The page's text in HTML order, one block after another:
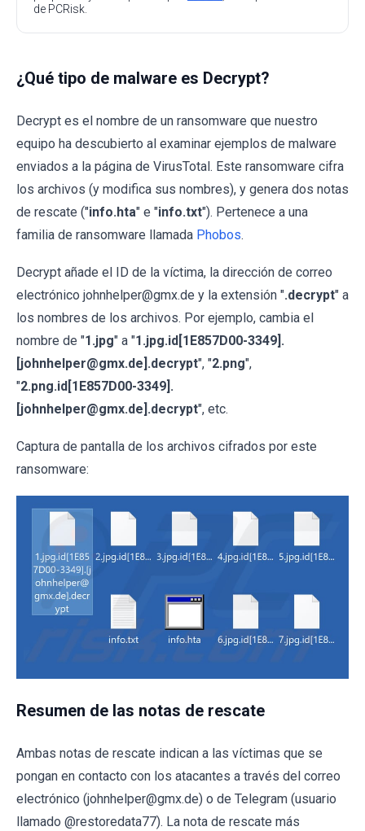
de PCRisk.
¿Qué tipo de malware es Decrypt?
Decrypt es el nombre de un ransomware que nuestro
equipo ha descubierto al examinar ejemplos de malware
enviados a la página de VirusTotal. Este ransomware cifra
los archivos (y modifica sus nombres), y genera dos notas
de rescate ("info.hta" e "info.txt"). Pertenece a una
familia de ransomware llamada Phobos.
Decrypt añade el ID de la víctima, la dirección de correo
electrónico johnhelper@gmx.de y la extensión ".decrypt" a
los nombres de los archivos. Por ejemplo, cambia el
nombre de "1.jpg" a "1.jpg.id[1E857D00-3349].
[johnhelper@gmx.de].decrypt", "2.png",
"2.png.id[1E857D00-3349].
[johnhelper@gmx.de].decrypt", etc.
Captura de pantalla de los archivos cifrados por este
ransomware:
Resumen de las notas de rescate
Ambas notas de rescate indican a las víctimas que se
pongan en contacto con los atacantes a través del correo
electrónico (johnhelper@gmx.de) o de Telegram (usuario
llamado @restoredata77). La nota de rescate más